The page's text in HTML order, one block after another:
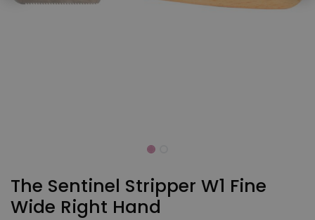
The Sentinel Stripper W1 Fine
Wide Right Hand